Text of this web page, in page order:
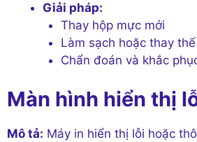
Giải pháp:
Thay hộp mực mới
Làm sạch hoặc thay
Chẩn đoán và khắc
Màn hình hiển thị
Mô tả: Máy in hiển thị lỗi hoặc